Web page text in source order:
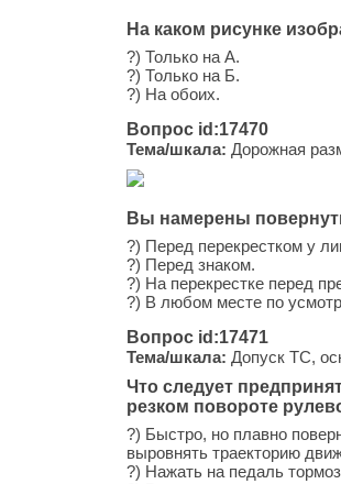
На каком рисунке
?) Только на А.
?) Только на Б.
?) На обоих.
Вопрос id:17470
Тема/шкала: Дорожная
Вы намерены
?) Перед перекрестком у
?) Перед знаком.
?) На перекрестке перед
?) В любом месте по
Вопрос id:17471
Тема/шкала: Допуск ТС,
Что следует
резком повороте
?) Быстро, но плавно
выровнять траекторию
?) Нажать на педаль